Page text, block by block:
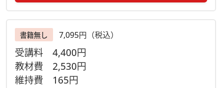
書籍無し 7,095円（税込）
受講料 4,400円
教材費 2,530円
維持費 165円